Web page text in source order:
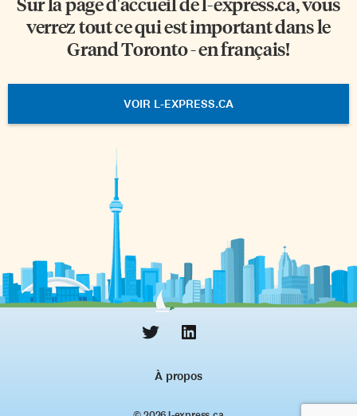
verrez tout ce qui est important dans le
Grand Toronto - en français!
VOIR L-EXPRESS.CA
À propos